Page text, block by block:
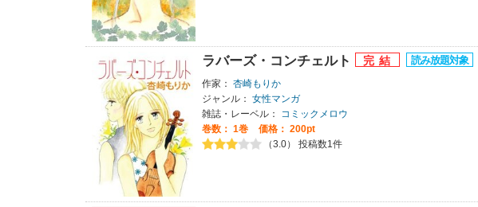
ラバーズ・コンチェルト
作家： 杏崎もりか
ジャンル： 女性マンガ
雑誌・レーベル：
コミックメロウ
巻数： 1巻
価格： 200pt
（3.0） 投稿数1件